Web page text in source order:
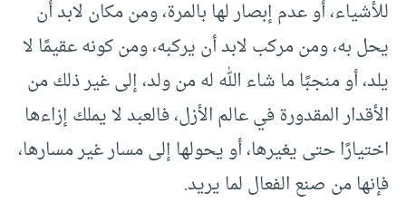
للأشياء، أو عدم إبصار لها بالمرة، ومن مكان لابد أن
يحل به، ومن مركب لابد أن يركبه، ومن كونه عقيمًا لا
يلد، أو منجبًا ما شاء الله له من ولد، إلى غير ذلك من
الأقدار المقدورة في عالم الأزل، فالعبد لا يملك إزاءها
اختيارًا حتى يغيرها، أو يحولها إلى مسار غير مسارها،
فإنها من صنع الفعال لما يريد.